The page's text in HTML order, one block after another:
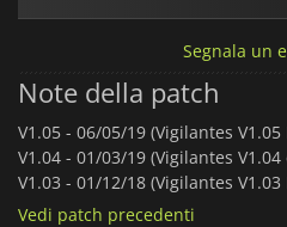
Segnala un
Note della patch
V1.05 - 06/05/19 (Vigilantes V1.05
V1.04 - 01/03/19 (Vigilantes V1.04
V1.03 - 01/12/18 (Vigilantes
Vedi patch precedenti